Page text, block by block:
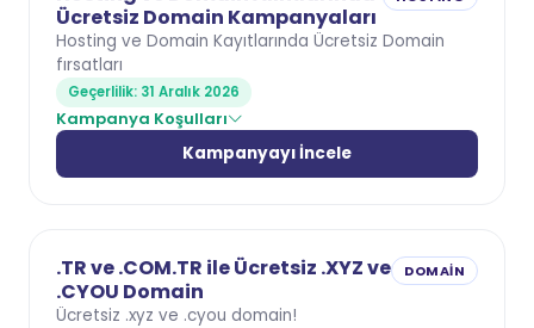
Ücretsiz Domain Kampanyaları
Hosting ve Domain Kayıtlarında Ücretsiz Domain
fırsatları
Geçerlilik: 31 Aralık 2026
Kampanya Koşulları
Kampanyayı İncele
.TR ve .COM.TR ile Ücretsiz .XYZ ve
.CYOU Domain
DOMAIN
Ücretsiz .xyz ve .cyou domain!